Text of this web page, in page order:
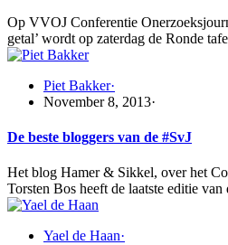
Op VVOJ Conferentie
getal’ wordt op zaterdag de Ronde
Piet Bakker·
November 8, 2013·
De beste bloggers van de #SvJ
Het blog Hamer & Sikkel, over het
Torsten Bos heeft de laatste editie
Yael de Haan·